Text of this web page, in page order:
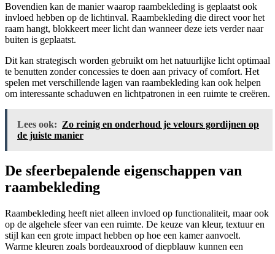
Bovendien kan de manier waarop raambekleding is geplaatst ook
invloed hebben op de lichtinval. Raambekleding die direct voor het
raam hangt, blokkeert meer licht dan wanneer deze iets verder naar
buiten is geplaatst.
Dit kan strategisch worden gebruikt om het natuurlijke licht optimaal
te benutten zonder concessies te doen aan privacy of comfort. Het
spelen met verschillende lagen van raambekleding kan ook helpen
om interessante schaduwen en lichtpatronen in een ruimte te creëren.
Lees ook: Zo reinig en onderhoud je velours gordijnen op
de juiste manier
De sfeerbepalende eigenschappen van
raambekleding
Raambekleding heeft niet alleen invloed op functionaliteit, maar ook
op de algehele sfeer van een ruimte. De keuze van kleur, textuur en
stijl kan een grote impact hebben op hoe een kamer aanvoelt.
Warme kleuren zoals bordeauxrood of diepblauw kunnen een